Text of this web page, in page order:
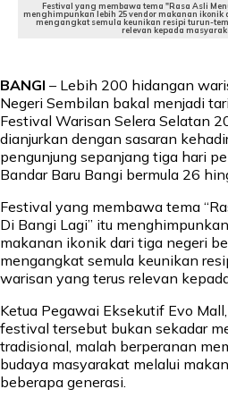
Festival yang membawa tema "Rasa Asli
menghimpunkan lebih 25 vendor makanan
mengangkat semula keunikan resipi turun-
relevan kepada
BANGI – Lebih 200 hidangan
Negeri Sembilan bakal menjadi
Festival Warisan Selera Selatan
dianjurkan dengan sasaran
pengunjung sepanjang tiga hari
Bandar Baru Bangi bermula 26
Festival yang membawa tema
Di Bangi Lagi” itu
makanan ikonik dari tiga negeri
mengangkat semula keunikan
warisan yang terus relevan
Ketua Pegawai Eksekutif Evo
festival tersebut bukan sekadar
tradisional, malah berperanan
budaya masyarakat melalui
beberapa generasi.